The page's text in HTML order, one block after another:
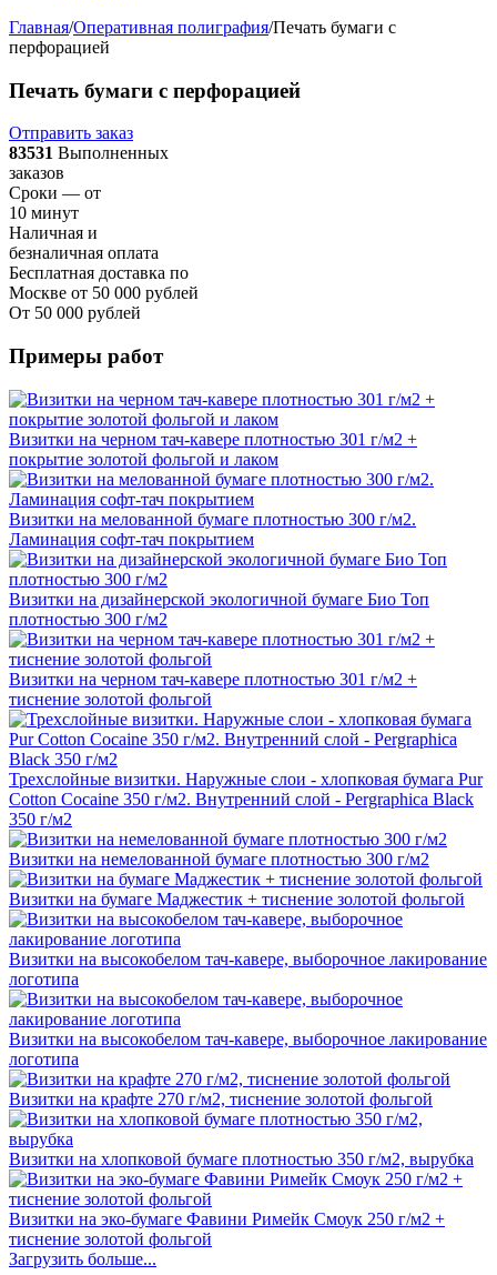
Главная/Оперативная полиграфия/Печать бумаги с
перфорацией
Печать бумаги с перфорацией
Отправить заказ
83531 Выполненных
заказов
Сроки — от
10 минут
Наличная и
безналичная оплата
Бесплатная доставка по
Москве от 50 000 рублей
От 50 000 рублей
Примеры работ
Визитки на черном тач-кавере плотностью 301 г/м2 +
покрытие золотой фольгой и лаком
Визитки на мелованной бумаге плотностью 300 г/м2.
Ламинация софт-тач покрытием
Визитки на дизайнерской экологичной бумаге Био Топ
плотностью 300 г/м2
Визитки на черном тач-кавере плотностью 301 г/м2 +
тиснение золотой фольгой
Трехслойные визитки. Наружные слои - хлопковая бумага Pur
Cotton Cocaine 350 г/м2. Внутренний слой - Pergraphica Black
350 г/м2
Визитки на немелованной бумаге плотностью 300 г/м2
Визитки на бумаге Маджестик + тиснение золотой фольгой
Визитки на высокобелом тач-кавере, выборочное лакирование
логотипа
Визитки на высокобелом тач-кавере, выборочное лакирование
логотипа
Визитки на крафте 270 г/м2, тиснение золотой фольгой
Визитки на хлопковой бумаге плотностью 350 г/м2, вырубка
Визитки на эко-бумаге Фавини Римейк Смоук 250 г/м2 +
тиснение золотой фольгой
Загрузить больше...